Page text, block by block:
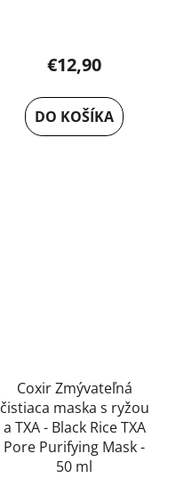
€12,90
DO KOŠÍKA
Coxir Zmývateľná
čistiaca maska s ryžou
a TXA - Black Rice TXA
Pore Purifying Mask -
50 ml